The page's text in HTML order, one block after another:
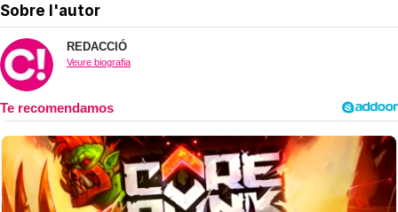
Sobre l'autor
REDACCIÓ
Veure biografia